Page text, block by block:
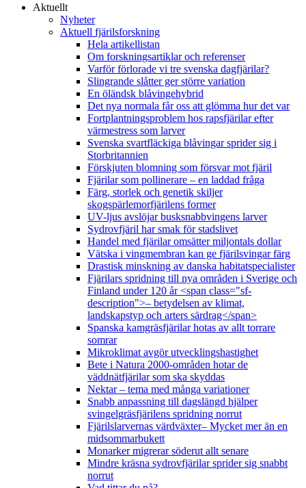
Aktuellt
Nyheter
Aktuell fjärilsforskning
Hela artikellistan
Om forskningsartiklar och referenser
Varför förlorade vi tre svenska dagfjärilar?
Slingrande slåtter ger större variation
En öländsk blåvingehybrid
Det nya normala får oss att glömma hur det var
Fortplantningsproblem hos rapsfjärilar efter
värmestress som larver
Svenska svartfläckiga blåvingar sprider sig i
Storbritannien
Förskjuten blomning som försvar mot fjäril
Fjärilar som pollinerare – en laddad fråga
Färg, storlek och genetik skiljer
skogspärlemorfjärilens former
UV-ljus avslöjar busksnabbvingens larver
Sydrovfjäril har smak för stadslivet
Handel med fjärilar omsätter miljontals dollar
Vätska i vingmembran kan ge fjärilsvingar färg
Drastisk minskning av danska habitatspecialister
Fjärilars spridning till nya områden i Sverige och
Finland under 120 år <span class="sf-
description">– betydelsen av klimat,
landskapstyp och arters särdrag</span>
Spanska kamgräsfjärilar hotas av allt torrare
somrar
Mikroklimat avgör utvecklingshastighet
Bete i Natura 2000-områden hotar de
väddnätfjärilar som ska skyddas
Nektar – tema med många variationer
Snabb anpassning till dagslängd hjälper
svingelgräsfjärilens spridning norrut
Fjärilslarvernas värdväxter– Mycket mer än en
midsommarbukett
Monarker migrerar söderut allt senare
Mindre kräsna sydrovfjärilar sprider sig snabbt
norrut